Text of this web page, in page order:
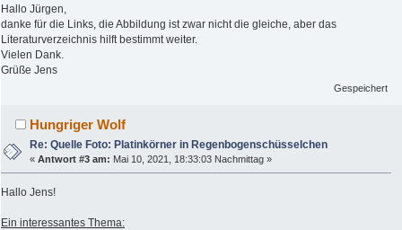
Hallo Jürgen,
danke für die Links, die Abbildung ist zwar nicht die gleiche, aber das
Literaturverzeichnis hilft bestimmt weiter.
Vielen Dank.
Grüße Jens
Gespeichert
Hungriger Wolf
Re: Quelle Foto: Platinkörner in Regenbogenschüsselchen
«Antwort #3 am: Mai 10, 2021, 18:33:03 Nachmittag »
Hallo Jens!
Ein interessantes Thema: